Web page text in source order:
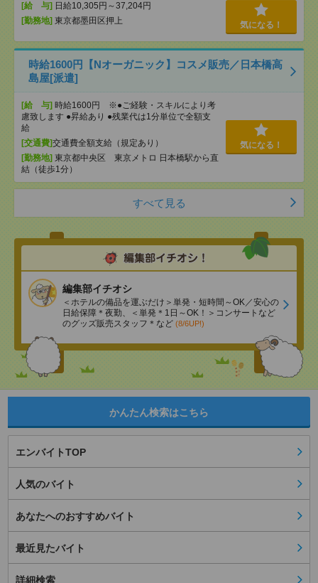
[給 与] 日給10,305円～37,204円
[勤務地] 東京都墨田区押上 気になる！
時給1600円【Nオーガニック】コスメ販売／日本橋高
島屋[派遣]
[給 与] 時給1600円 ※●ご経験・スキルにより考
慮致します ●昇給あり ●残業代は1分単位で全額支
給
[交通費]交通費全額支給（規定あり）
[勤務地] 東京都中央区 東京メトロ 日本橋駅から直
結（徒歩1分）
気になる！
すべて見る
編集部イチオシ
＜ホテルの備品を運ぶだけ＞単発・短時間～OK／安心の
日給保障＊夜勤、＜単発＊1日～OK！＞コンサートなど
のグッズ販売スタッフ＊など (8/6UP!)
かんたん検索はこちら
エンバイトTOP
人気のバイト
あなたへのおすすめバイト
最近見たバイト
詳細検索